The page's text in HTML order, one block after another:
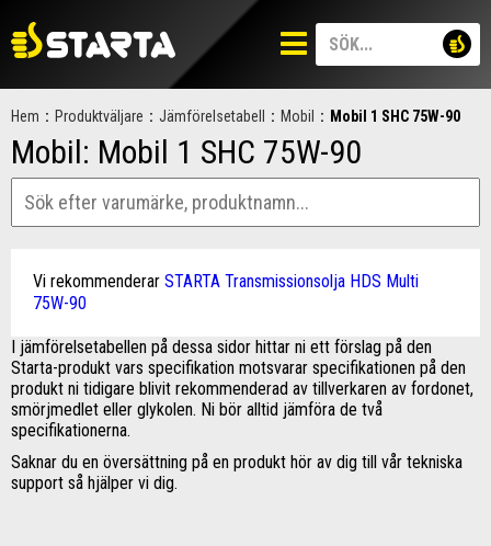
Hem : Produktväljare : Jämförelsetabell : Mobil : Mobil 1 SHC 75W-90
Mobil: Mobil 1 SHC 75W-90
Vi rekommenderar STARTA Transmissionsolja HDS Multi
75W-90
I jämförelsetabellen på dessa sidor hittar ni ett förslag på den
Starta-produkt vars specifikation motsvarar specifikationen på den
produkt ni tidigare blivit rekommenderad av tillverkaren av fordonet,
smörjmedlet eller glykolen. Ni bör alltid jämföra de två
specifikationerna.
Saknar du en översättning på en produkt hör av dig till vår tekniska
support så hjälper vi dig.